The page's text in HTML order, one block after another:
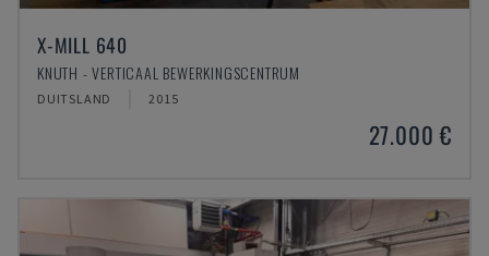
X-MILL 640
KNUTH - VERTICAAL BEWERKINGSCENTRUM
DUITSLAND 2015
27.000 €